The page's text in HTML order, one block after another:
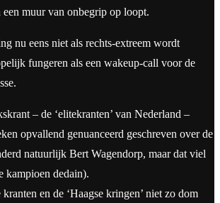
een muur van onbegrip op loopt.
nu eens niet als rechts-extreem wordt
fungeren als een wakeup-call voor de
– de ‘elitekranten’ van Nederland –
opvallend genuanceerd geschreven over de
natuurlijk Bert Wagendorp, maar dat viel
kampioen dedain).
en de ‘Haagse kringen’ niet zo dom